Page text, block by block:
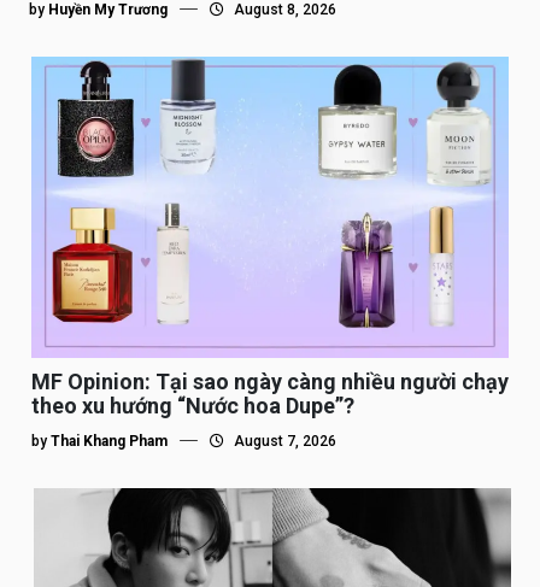
by Huyền My Trương August 8, 2026
MF Opinion: Tại sao ngày càng nhiều người chạy
theo xu hướng “Nước hoa Dupe”?
by Thai Khang Pham August 7, 2026